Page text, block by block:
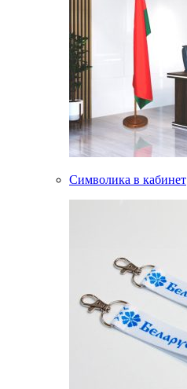
Символика в кабинет